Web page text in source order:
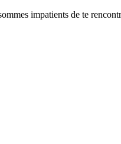
impatients de te